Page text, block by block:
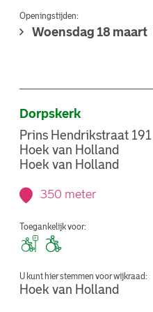
Openingstijden:
Woensdag 18 maart
Dorpskerk
Prins Hendrikstraat 191
Hoek van Holland
Hoek van Holland
350 meter
Toegankelijk voor:
U kunt hier stemmen voor wijkraad:
Hoek van Holland